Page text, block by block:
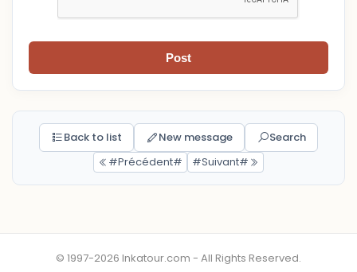
Post
Back to list New message
Search
#Précédent#
#Suivant#
© 1997-2026 Inkatour.com - All Rights Reserved.